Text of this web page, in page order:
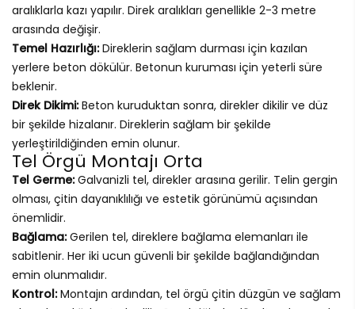
aralıklarla kazı yapılır. Direk aralıkları genellikle 2-3 metre
arasında değişir.
Temel Hazırlığı:Direklerin sağlam durması için kazılan
yerlere beton dökülür. Betonun kuruması için yeterli süre
beklenir.
Direk Dikimi:Beton kuruduktan sonra, direkler dikilir ve düz
bir şekilde hizalanır. Direklerin sağlam bir şekilde
yerleştirildiğinden emin olunur.
Tel Örgü Montajı Orta
Tel Germe:Galvanizli tel, direkler arasına gerilir. Telin gergin
olması, çitin dayanıklılığı ve estetik görünümü açısından
önemlidir.
Bağlama:Gerilen tel, direklere bağlama elemanları ile
sabitlenir. Her iki ucun güvenli bir şekilde bağlandığından
emin olunmalıdır.
Kontrol:Montajın ardından, tel örgü çitin düzgün ve sağlam